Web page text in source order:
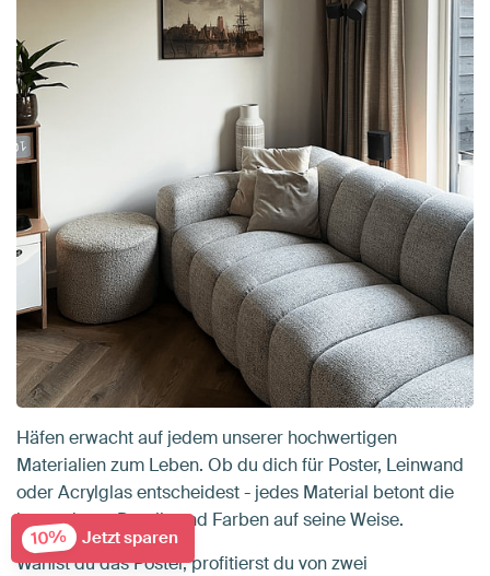
Häfen erwacht auf jedem unserer hochwertigen
Materialien zum Leben. Ob du dich für Poster, Leinwand
oder Acrylglas entscheidest - jedes Material betont die
besonderen Details und Farben auf seine Weise.
Wählst du das Poster, profitierst du von zwei
10% Jetzt sparen